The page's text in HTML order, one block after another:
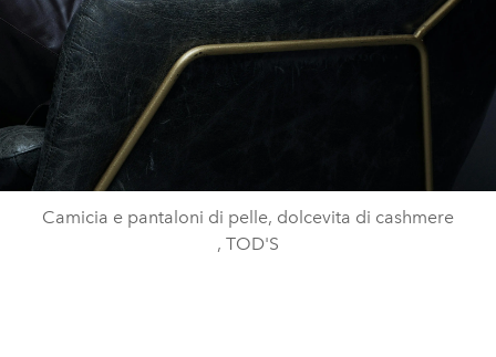
Camicia e pantaloni di pelle, dolcevita di cashmere
, TOD'S